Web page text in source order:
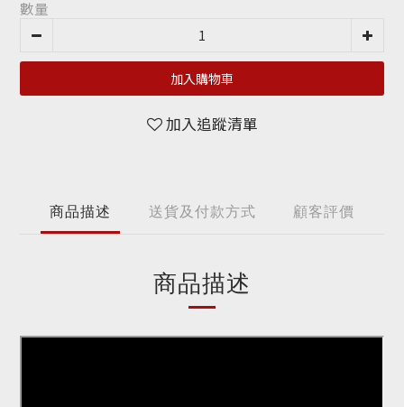
數量
加入購物車
加入追蹤清單
商品描述 送貨及付款方式 顧客評價
商品描述